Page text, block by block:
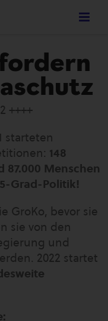
++++
starteten
148
Menschen
Grad-Politik!
GroKo, bevor sie
sie von den
und
2022 startet